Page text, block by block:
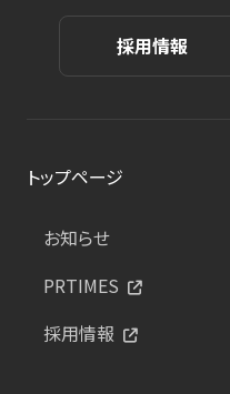
採用情報
トップページ
お知らせ
PRTIMES
採用情報